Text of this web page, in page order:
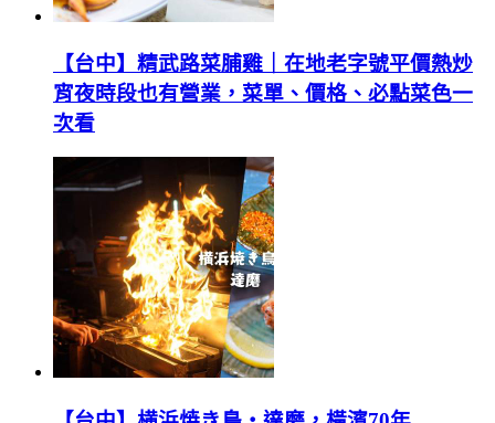
【台中】精武路菜脯雞｜在地老字號平價熱炒
宵夜時段也有營業，菜單、價格、必點菜色一
次看